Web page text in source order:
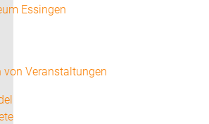
Essingen
von Veranstaltungen